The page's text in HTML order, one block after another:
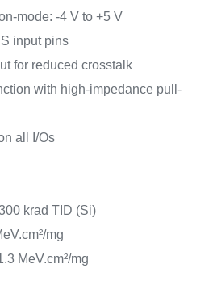
mode: -4 V to +5 V
input pins
for reduced crosstalk
with high-impedance pull-
all I/Os
krad TID (Si)
mg
MeV.cm²/mg